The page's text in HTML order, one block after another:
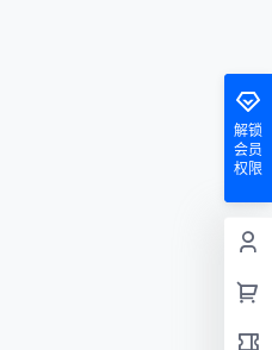
解锁
会员
权限